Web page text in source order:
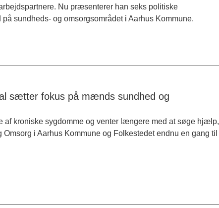
Nu præsenterer han seks politiske
sundheds- og omsorgsområdet i Aarhus Kommune.
sætter fokus på mænds sundhed og
af kroniske sygdomme og venter længere med at søge hjælp,
i Aarhus Kommune og Folkestedet endnu en gang til